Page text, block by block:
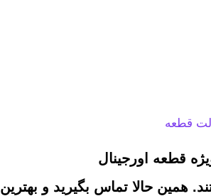
قطعه
قطعه اورجینال
همین حالا تماس بگیرید و بهترین